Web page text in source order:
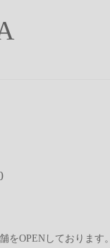
をOPENしております。